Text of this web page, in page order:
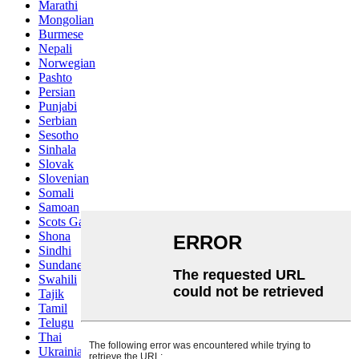
Marathi
Mongolian
Burmese
Nepali
Norwegian
Pashto
Persian
Punjabi
Serbian
Sesotho
Sinhala
Slovak
Slovenian
Somali
Samoan
Scots Gaelic
Shona
Sindhi
Sundanese
Swahili
Tajik
Tamil
Telugu
Thai
Ukrainian